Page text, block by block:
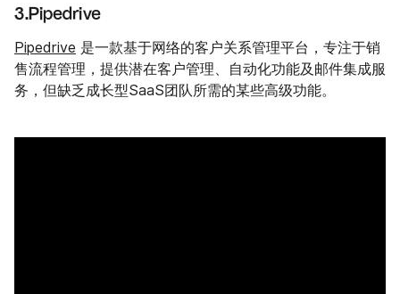
3.Pipedrive
Pipedrive 是一款基于网络的客户关系管理平台，专注于销
售流程管理，提供潜在客户管理、自动化功能及邮件集成服
务，但缺乏成长型SaaS团队所需的某些高级功能。